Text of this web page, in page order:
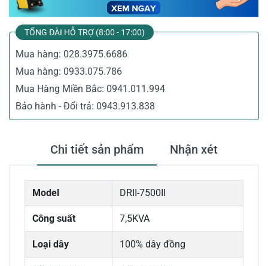
TỔNG ĐÀI HỖ TRỢ (8:00 - 17:00)
Mua hàng: 028.3975.6686
Mua hàng: 0933.075.786
Mua Hàng Miền Bắc: 0941.011.994
Bảo hành - Đổi trả: 0943.913.838
Chi tiết sản phẩm Nhận xét
Model DRII-7500II
Công suất 7,5KVA
Loại dây 100% dây đồng